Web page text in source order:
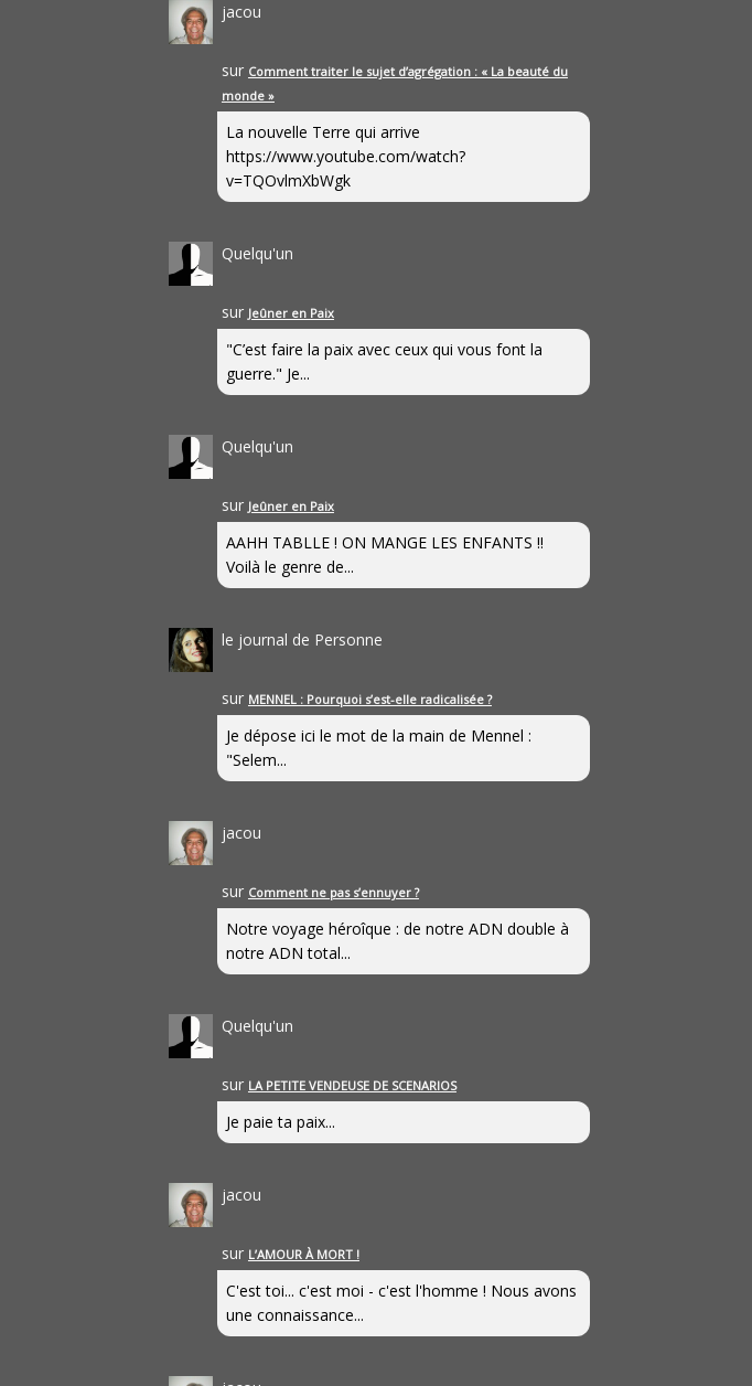
jacou
sur Comment traiter le sujet d’agrégation : « La beauté du
monde »
La nouvelle Terre qui arrive
https://www.youtube.com/watch?
v=TQOvlmXbWgk
Quelqu'un
sur Jeûner en Paix
"C’est faire la paix avec ceux qui vous font la
guerre." Je...
Quelqu'un
sur Jeûner en Paix
AAHH TABLLE ! ON MANGE LES ENFANTS !!
Voilà le genre de...
le journal de Personne
sur MENNEL : Pourquoi s’est-elle radicalisée ?
Je dépose ici le mot de la main de Mennel :
"Selem...
jacou
sur Comment ne pas s’ennuyer ?
Notre voyage héroîque : de notre ADN double à
notre ADN total...
Quelqu'un
sur LA PETITE VENDEUSE DE SCENARIOS
Je paie ta paix...
jacou
sur L’AMOUR À MORT !
C'est toi... c'est moi - c'est l'homme ! Nous avons
une connaissance...